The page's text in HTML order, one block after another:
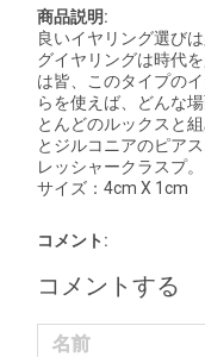
商品説明:
良いイヤリング選び
グイヤリングは時代
は皆、このタイプの
らを使えば、どんな
とんどのルックスと
とジルコニアのピア
レッシャークラスプ。
サイズ：4cm X 1cm
コメント:
コメントする
名前